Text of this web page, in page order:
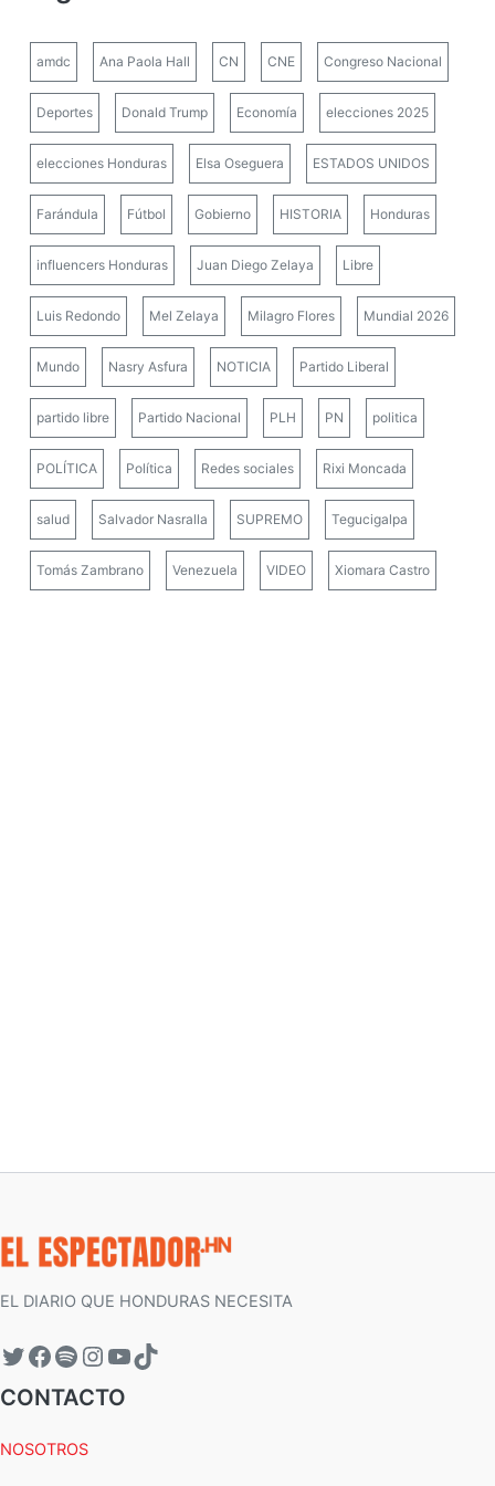
amdc Ana Paola Hall CN CNE Congreso Nacional
Deportes Donald Trump Economía elecciones 2025
elecciones Honduras Elsa Oseguera ESTADOS UNIDOS
Farándula Fútbol Gobierno HISTORIA Honduras
influencers Honduras Juan Diego Zelaya Libre
Luis Redondo Mel Zelaya Milagro Flores Mundial 2026
Mundo Nasry Asfura NOTICIA Partido Liberal
partido libre Partido Nacional PLH PN politica
POLÍTICA Política Redes sociales Rixi Moncada
salud Salvador Nasralla SUPREMO Tegucigalpa
Tomás Zambrano Venezuela VIDEO Xiomara Castro
EL DIARIO QUE HONDURAS NECESITA
CONTACTO
NOSOTROS